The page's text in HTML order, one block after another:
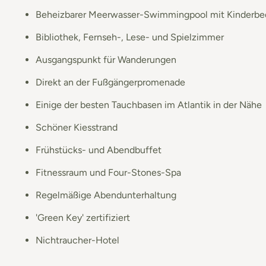
Beheizbarer Meerwasser-Swimmingpool mit
Bibliothek, Fernseh-, Lese- und Spielzimmer
Ausgangspunkt für Wanderungen
Direkt an der Fußgängerpromenade
Einige der besten Tauchbasen im Atlantik in der Nähe
Schöner Kiesstrand
Frühstücks- und Abendbuffet
Fitnessraum und Four-Stones-Spa
Regelmäßige Abendunterhaltung
'Green Key' zertifiziert
Nichtraucher-Hotel